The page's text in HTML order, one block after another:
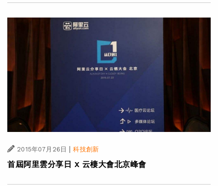
2015年07月26日 | 科技創新
首屆阿里雲分享日 X 云棲大會北京峰會